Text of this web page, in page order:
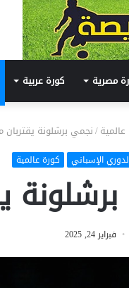
مصرية كورة عربية
/نجمي برشلونة يقتربان
الإسباني كورة عالمية
فبراير 24, 2025